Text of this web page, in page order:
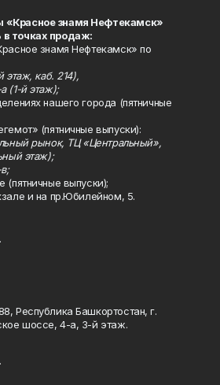
«Красное знамя Нефтекамск»
точках продаж:
знамя Нефтекамск» по
этаж, каб. 214),
(1-й этаж);
нашего города (пятничные
(пятничные выпуски):
рынок, ТЦ «Центральный»,
этаж);
(пятничные выпуски);
и на пр.Юбилейном, 5.
Республика Башкортостан, г.
шоссе, 4-а, 3-й этаж.